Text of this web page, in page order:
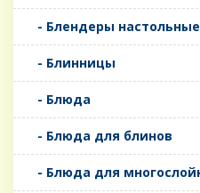
- Блендеры настольные
- Блинницы
- Блюда
- Блюда для блинов
- Блюда для